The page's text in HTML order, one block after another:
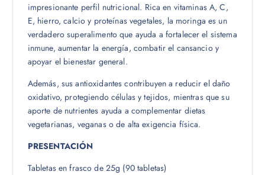
impresionante perfil nutricional. Rica en vitaminas A, C,
E, hierro, calcio y proteínas vegetales, la moringa es un
verdadero superalimento que ayuda a fortalecer el sistema
inmune, aumentar la energía, combatir el cansancio y
apoyar el bienestar general.
Además, sus antioxidantes contribuyen a reducir el daño
oxidativo, protegiendo células y tejidos, mientras que su
aporte de nutrientes ayuda a complementar dietas
vegetarianas, veganas o de alta exigencia física.
PRESENTACIÓN
Tabletas en frasco de 25g (90 tabletas)